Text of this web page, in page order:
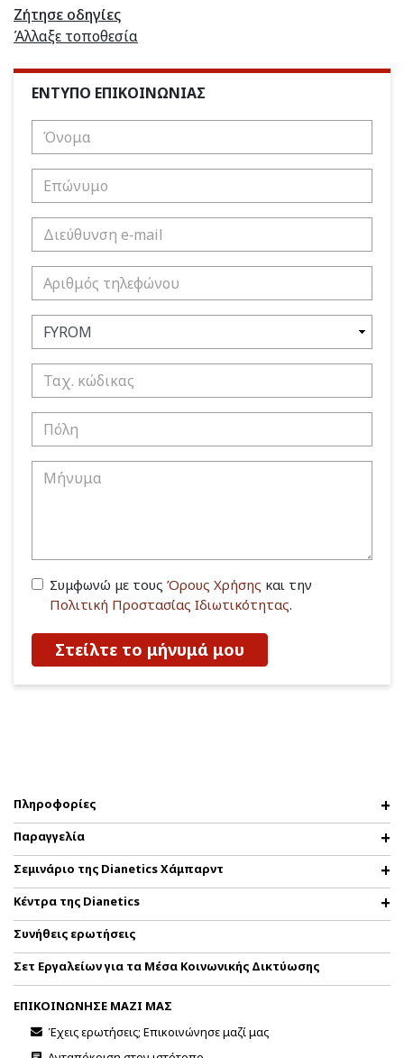
Ζήτησε οδηγίες
Άλλαξε τοποθεσία
ΕΝΤΥΠΟ ΕΠΙΚΟΙΝΩΝΙΑΣ
Συμφωνώ με τους Όρους Χρήσης και την
Πολιτική Προστασίας Ιδιωτικότητας.
Στείλτε το μήνυμά μου
Πληροφορίες
Παραγγελία
Σεμινάριο της Dianetics Χάμπαρντ
Κέντρα της Dianetics
Συνήθεις ερωτήσεις
Σετ Εργαλείων για τα Μέσα Κοινωνικής Δικτύωσης
ΕΠΙΚΟΙΝΩΝΗΣΕ ΜΑΖΙ ΜΑΣ
Έχεις ερωτήσεις; Επικοινώνησε μαζί μας